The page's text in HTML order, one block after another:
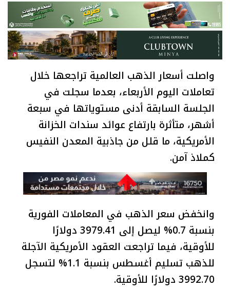
واصلت أسعار الذهب العالمية تراجعها خلال
تعاملات اليوم الأربعاء، بعدما سجلت في
الجلسة السابقة أدنى مستوياتها في سبعة
أشهر، متأثرة بارتفاع عوائد سندات الخزانة
الأمريكية، ما قلل من جاذبية المعدن النفيس
كملاذ آمن.
وانخفض سعر الذهب في المعاملات الفورية
بنسبة 0.7% ليصل إلى 3979.41 دولارًا
للأوقية، فيما تراجعت العقود الأمريكية الآجلة
للذهب تسليم أغسطس بنسبة 1.1% لتسجل
3992.70 دولارًا للأوقية.